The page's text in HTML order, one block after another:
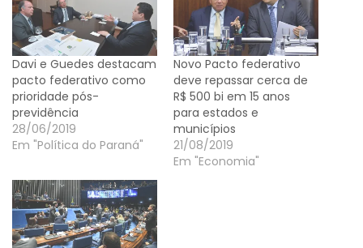
Davi e Guedes destacam
pacto federativo como
prioridade pós-
previdência
28/06/2019
Em "Política do Paraná"
Novo Pacto federativo
deve repassar cerca de
R$ 500 bi em 15 anos
para estados e
municípios
21/08/2019
Em "Economia"